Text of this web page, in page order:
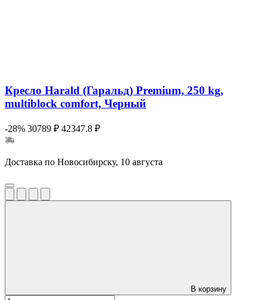
Кресло Harald (Гаральд) Premium, 250 kg,
multiblock comfort, Черный
-28% 30789 ₽ 42347.8 ₽
Доставка по Новосибирску, 10 августа
В корзину